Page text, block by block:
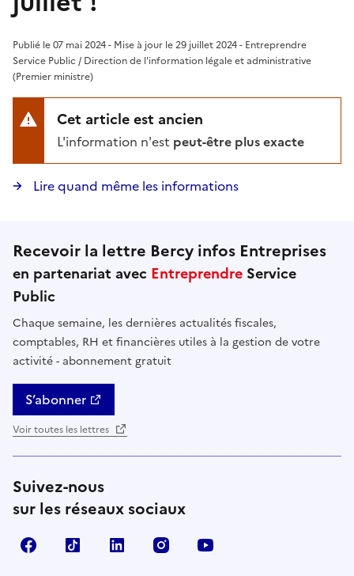
Publié le 07 mai 2024 - Mise à jour le 29 juillet 2024 - Entreprendre
Service Public / Direction de l'information légale et administrative
(Premier ministre)
Cet article est ancien
L'information n'est peut-être plus exacte
Lire quand même les informations
Recevoir la lettre Bercy infos Entreprises
en partenariat avec Entreprendre Service
Public
Chaque semaine, les dernières actualités fiscales,
comptables, RH et financières utiles à la gestion de votre
activité - abonnement gratuit
S’abonner
Voir toutes les lettres
Suivez-nous
sur les réseaux sociaux
FacebookTikTok Linkedin Instagram